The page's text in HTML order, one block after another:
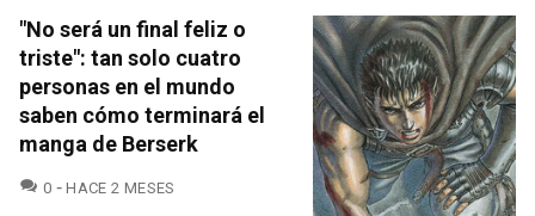
"No será un final feliz o
triste": tan solo cuatro
personas en el mundo
saben cómo terminará el
manga de Berserk
0 COMENTARIOS
HACE 2 MESES